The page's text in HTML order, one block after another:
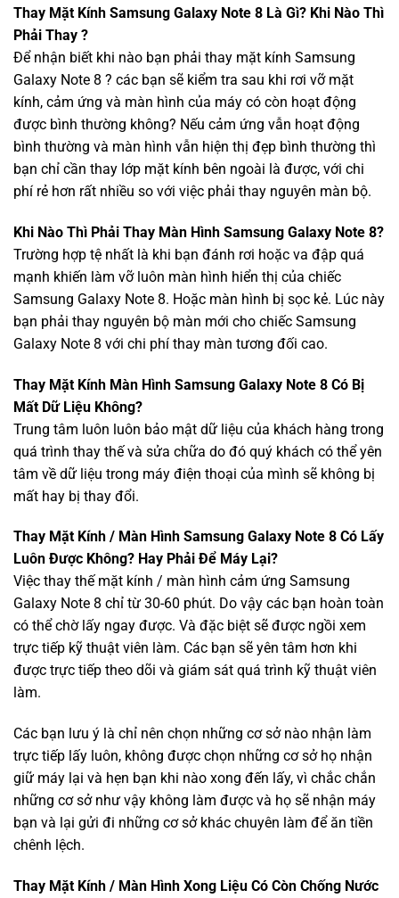
Thay Mặt Kính Samsung Galaxy Note 8 Là Gì? Khi Nào Thì
Phải Thay ?
Để nhận biết khi nào bạn phải thay mặt kính Samsung
Galaxy Note 8 ? các bạn sẽ kiểm tra sau khi rơi vỡ mặt
kính, cảm ứng và màn hình của máy có còn hoạt động
được bình thường không? Nếu cảm ứng vẫn hoạt động
bình thường và màn hình vẫn hiện thị đẹp bình thường thì
bạn chỉ cần thay lớp mặt kính bên ngoài là được, với chi
phí rẻ hơn rất nhiều so với việc phải thay nguyên màn bộ.
Khi Nào Thì Phải Thay Màn Hình Samsung Galaxy Note 8?
Trường hợp tệ nhất là khi bạn đánh rơi hoặc va đập quá
mạnh khiến làm vỡ luôn màn hình hiển thị của chiếc
Samsung Galaxy Note 8. Hoặc màn hình bị sọc kẻ. Lúc này
bạn phải thay nguyên bộ màn mới cho chiếc Samsung
Galaxy Note 8 với chi phí thay màn tương đối cao.
Thay Mặt Kính Màn Hình Samsung Galaxy Note 8 Có Bị
Mất Dữ Liệu Không?
Trung tâm luôn luôn bảo mật dữ liệu của khách hàng trong
quá trình thay thế và sửa chữa do đó quý khách có thể yên
tâm về dữ liệu trong máy điện thoại của mình sẽ không bị
mất hay bị thay đổi.
Thay Mặt Kính / Màn Hình Samsung Galaxy Note 8 Có Lấy
Luôn Được Không? Hay Phải Để Máy Lại?
Việc thay thế mặt kính / màn hình cảm ứng Samsung
Galaxy Note 8 chỉ từ 30-60 phút. Do vậy các bạn hoàn toàn
có thể chờ lấy ngay được. Và đặc biệt sẽ được ngồi xem
trực tiếp kỹ thuật viên làm. Các bạn sẽ yên tâm hơn khi
được trực tiếp theo dõi và giám sát quá trình kỹ thuật viên
làm.
Các bạn lưu ý là chỉ nên chọn những cơ sở nào nhận làm
trực tiếp lấy luôn, không được chọn những cơ sở họ nhận
giữ máy lại và hẹn bạn khi nào xong đến lấy, vì chắc chắn
những cơ sở như vậy không làm được và họ sẽ nhận máy
bạn và lại gửi đi những cơ sở khác chuyên làm để ăn tiền
chênh lệch.
Thay Mặt Kính / Màn Hình Xong Liệu Có Còn Chống Nước